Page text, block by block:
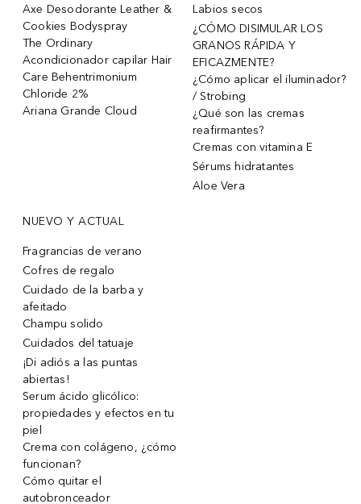
Axe Desodorante Leather &
Cookies Bodyspray
The Ordinary
Acondicionador capilar Hair
Care Behentrimonium
Chloride 2%
Ariana Grande Cloud
Labios secos
¿CÓMO DISIMULAR LOS
GRANOS RÁPIDA Y
EFICAZMENTE?
¿Cómo aplicar el iluminador?
/ Strobing
¿Qué son las cremas
reafirmantes?
Cremas con vitamina E
Sérums hidratantes
Aloe Vera
NUEVO Y ACTUAL
Fragrancias de verano
Cofres de regalo
Cuidado de la barba y
afeitado
Champu solido
Cuidados del tatuaje
¡Di adiós a las puntas
abiertas!
Serum ácido glicólico:
propiedades y efectos en tu
piel
Crema con colágeno, ¿cómo
funcionan?
Cómo quitar el
autobronceador